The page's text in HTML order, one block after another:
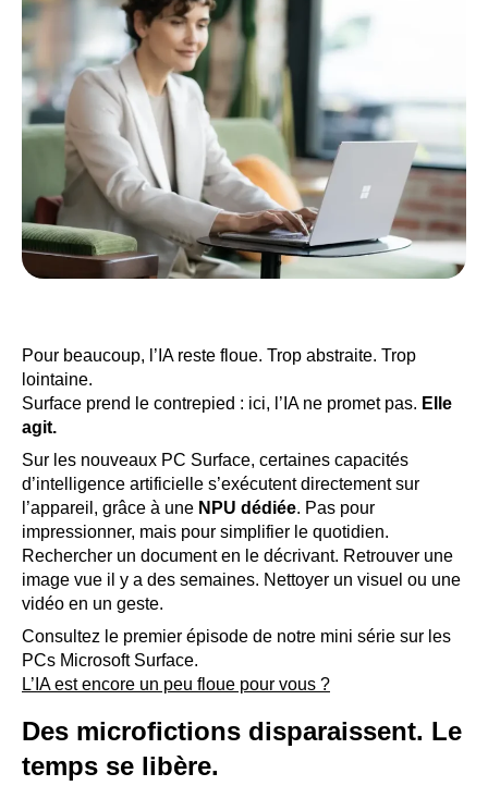
Pour beaucoup, l’IA reste floue. Trop abstraite. Trop
lointaine.
Surface prend le contrepied : ici, l’IA ne promet pas. Elle
agit.
Sur les nouveaux PC Surface, certaines capacités
d’intelligence artificielle s’exécutent directement sur
l’appareil, grâce à une NPU dédiée. Pas pour
impressionner, mais pour simplifier le quotidien.
Rechercher un document en le décrivant. Retrouver une
image vue il y a des semaines. Nettoyer un visuel ou une
vidéo en un geste.
Consultez le premier épisode de notre mini série sur les
PCs Microsoft Surface.
L’IA est encore un peu floue pour vous ?
Des microfictions disparaissent. Le
temps se libère.